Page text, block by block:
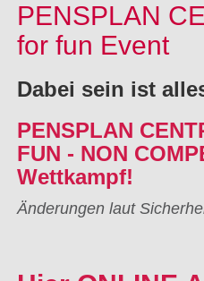
PENSPLAN
for fun Event
Dabei sein ist
PENSPLAN
FUN - NON
Wettkampf!
Änderungen laut